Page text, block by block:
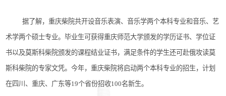
据了解，重庆柴院共开设音乐表演、音乐学两个本科专业和音乐、艺
术学两个硕士专业。毕业生可获得重庆师范大学颁发的学历证书、学位证
书以及莫斯科柴院颁发的课程结业证书，满足条件的学生还可赴俄攻读莫
斯科柴院的专家文凭。今年，重庆柴院将启动两个本科专业的招生，计划
在四川、重庆、广东等19个省份招收100名新生。